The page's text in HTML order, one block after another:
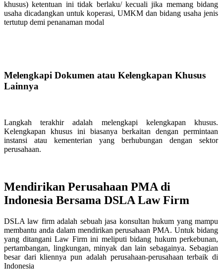
khusus) ketentuan ini tidak berlaku/ kecuali jika memang bidang
usaha dicadangkan untuk koperasi, UMKM dan bidang usaha jenis
tertutup demi penanaman modal
Melengkapi Dokumen atau Kelengkapan Khusus
Lainnya
Langkah terakhir adalah melengkapi kelengkapan khusus.
Kelengkapan khusus ini biasanya berkaitan dengan permintaan
instansi atau kementerian yang berhubungan dengan sektor
perusahaan.
Mendirikan Perusahaan PMA di
Indonesia Bersama DSLA Law Firm
DSLA law firm adalah sebuah jasa konsultan hukum yang mampu
membantu anda dalam mendirikan perusahaan PMA. Untuk bidang
yang ditangani Law Firm ini meliputi bidang hukum perkebunan,
pertambangan, lingkungan, minyak dan lain sebagainya. Sebagian
besar dari kliennya pun adalah perusahaan-perusahaan terbaik di
Indonesia